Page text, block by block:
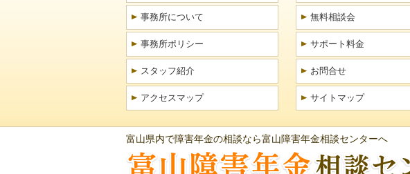
事務所について
事務所ポリシー
スタッフ紹介
アクセスマップ
無料相談会
サポート料金
お問合せ
サイトマップ
富山県内で障害年金の相談なら富山障害年金相談センターへ